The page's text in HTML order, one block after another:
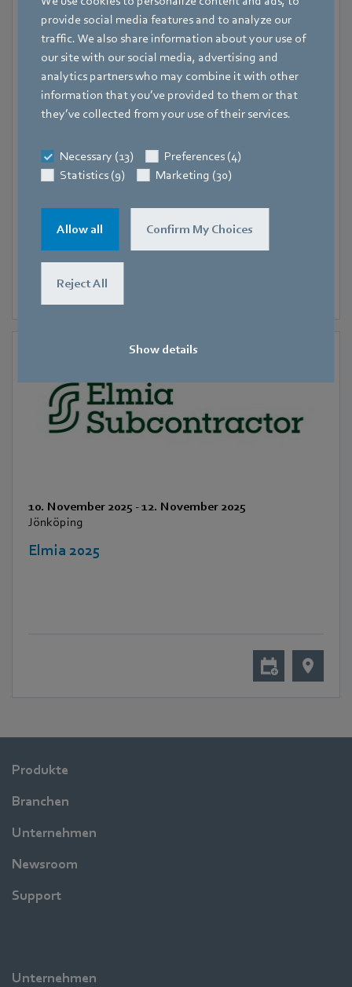
provide social media features and to analyze our
traffic. We also share information about your use of
our site with our social media, advertising and
analytics partners who may combine it with other
information that you’ve provided to them or that
they’ve collected from your use of their services.
Necessary (13)
Preferences (4)
Statistics (9)
Marketing (30)
Allow all Confirm My Choices
Reject All
Show details
CLIMATIZACIÓN Y REFRIGERACIÓN
10. November 2025 -12. November 2025
Jönköping
Elmia 2025
Produkte
Branchen
Unternehmen
Newsroom
Support
Unternehmen